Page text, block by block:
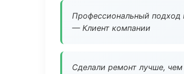
Профессиональный подход
— Клиент компании
Сделали ремонт лучше,